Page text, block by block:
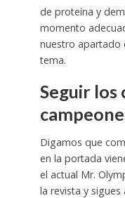
de proteína y
momento
nuestro apartado
tema.
Seguir los
Digamos que
en la portada
el actual Mr.
la revista y